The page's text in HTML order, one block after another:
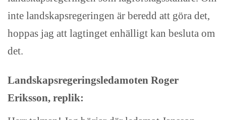
inte landskapsregeringen är beredd att göra det,
hoppas jag att lagtinget enhälligt kan besluta om
det.
Landskapsregeringsledamoten Roger
Eriksson, replik: